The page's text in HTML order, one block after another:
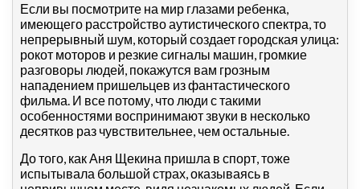
Если вы посмотрите на мир глазами ребенка,
имеющего расстройство аутистического спектра, то
непрерывный шум, который создает городская улица:
рокот моторов и резкие сигналы машин, громкие
разговоры людей, покажутся вам грозным
нападением пришельцев из фантастического
фильма. И все потому, что люди с такими
особенностями воспринимают звуки в несколько
десятков раз чувствительнее, чем остальные.
До того, как Аня Щекина пришла в спорт, тоже
испытывала большой страх, оказываясь в